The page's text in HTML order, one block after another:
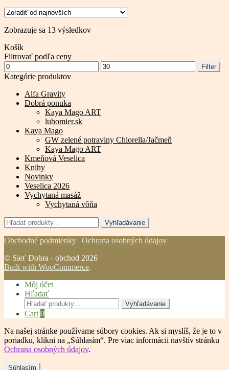
Zobrazuje sa 13 výsledkovZoradené
Košík
Filtrovať podľa ceny
Minimálna
cena
Maximálna
cena
Filter
Kategórie produktov
Alfa Gravity
Dobrá ponuka
Kaya Mago ART
lubomier.sk
Kaya Mago
GW zelené potraviny Chlorella/Jačmeň
Kaya Mago ART
Kmeňová Veselica
Knihy
Novinky
Veselica 2026
Vychytaná masáž
Vychytaná vôňa
Hľadať:
Vyhľadávanie
Obchodné podmienky | Ochrana osobných údajov
© Sieť Dobra - obchod 2026
Built with WooCommerce.
Môj účet
Hľadať
Hľadať:
Vyhľadávanie
Cart0
Na našej stránke používame súbory cookies. Ak si myslíš, že je to v
poriadku, klikni na „Súhlasím“. Pre viac informácii navštív stránku
Ochrana osobných údajov.
Súhlasím